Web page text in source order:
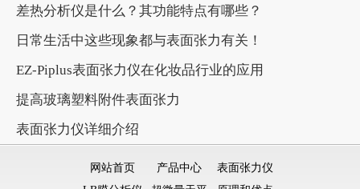
差热分析仪是什么？其功能特点有哪些？
日常生活中这些现象都与表面张力有关！
EZ-Piplus表面张力仪在化妆品行业的应用
提高玻璃塑料附件表面张力
表面张力仪详细介绍
网站首页 产品中心
表面张力仪